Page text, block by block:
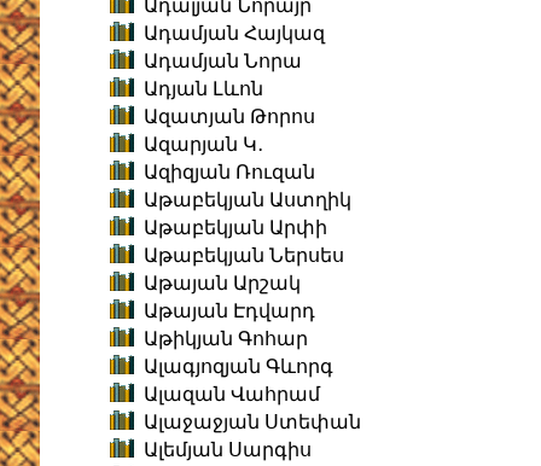
Ադալյան Նորայր
Ադամյան Հայկազ
Ադամյան Նորա
Ադյան Լևոն
Ազատյան Թորոս
Ազարյան Կ․
Ազիզյան Ռուզան
Աթաբեկյան Աստղիկ
Աթաբեկյան Արփի
Աթաբեկյան Ներսես
Աթայան Արշակ
Աթայան Էդվարդ
Աթիկյան Գոհար
Ալագյոզյան Գևորգ
Ալազան Վահրամ
Ալաջաջյան Ստեփան
Ալեմյան Սարգիս